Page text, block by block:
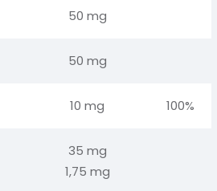
50 mg
50 mg
10 mg 100%
35 mg
1,75 mg